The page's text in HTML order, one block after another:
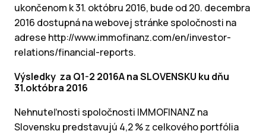
ukončenom k 31. októbru 2016, bude od 20. decembra
2016 dostupná na webovej stránke spoločnosti na
adrese http://www.immofinanz.com/en/investor-
relations/financial-reports.
Výsledky za Q1-2 2016A na SLOVENSKU ku dňu
31.októbra 2016
Nehnuteľnosti spoločnosti IMMOFINANZ na
Slovensku predstavujú 4,2 % z celkového portfólia